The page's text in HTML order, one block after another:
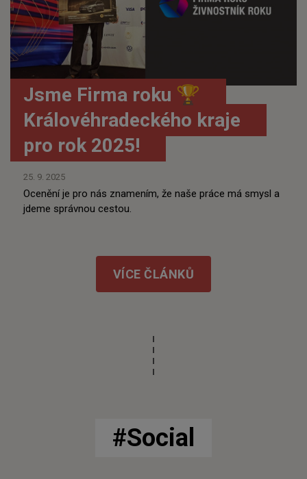
Jsme Firma roku 🏆
Královéhradeckého kraje
pro rok 2025!
25. 9. 2025
Ocenění je pro nás znamením, že naše práce má smysl a
jdeme správnou cestou.
VÍCE ČLÁNKŮ
#Social